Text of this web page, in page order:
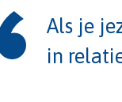
Als je
in